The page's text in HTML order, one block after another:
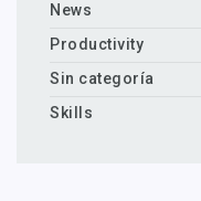
News
Productivity
Sin categoría
Skills